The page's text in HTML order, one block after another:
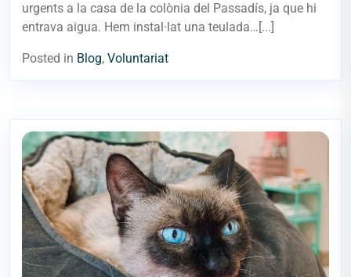
urgents a la casa de la colònia del Passadís, ja que hi
entrava aigua. Hem instal·lat una teulada…[...]
Posted in Blog, Voluntariat